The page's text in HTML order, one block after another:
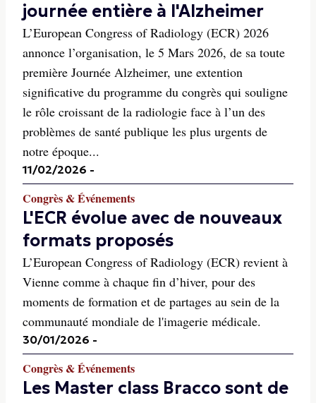
journée entière à l'Alzheimer
L’European Congress of Radiology (ECR) 2026
annonce l’organisation, le 5 Mars 2026, de sa toute
première Journée Alzheimer, une extention
significative du programme du congrès qui souligne
le rôle croissant de la radiologie face à l’un des
problèmes de santé publique les plus urgents de
notre époque...
11/02/2026 -
Congrès & Événements
L'ECR évolue avec de nouveaux
formats proposés
L’European Congress of Radiology (ECR) revient à
Vienne comme à chaque fin d’hiver, pour des
moments de formation et de partages au sein de la
communauté mondiale de l'imagerie médicale.
30/01/2026 -
Congrès & Événements
Les Master class Bracco sont de